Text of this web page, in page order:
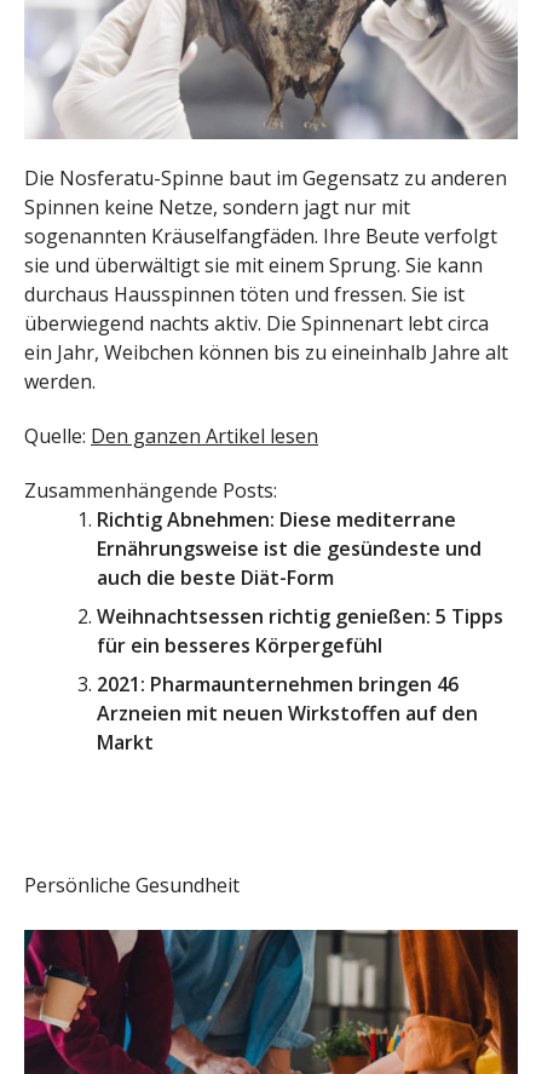
Die Nosferatu-Spinne baut im Gegensatz zu anderen
Spinnen keine Netze, sondern jagt nur mit
sogenannten Kräuselfangfäden. Ihre Beute verfolgt
sie und überwältigt sie mit einem Sprung. Sie kann
durchaus Hausspinnen töten und fressen. Sie ist
überwiegend nachts aktiv. Die Spinnenart lebt circa
ein Jahr, Weibchen können bis zu eineinhalb Jahre alt
werden.
Quelle: Den ganzen Artikel lesen
Zusammenhängende Posts:
Richtig Abnehmen: Diese mediterrane
Ernährungsweise ist die gesündeste und
auch die beste Diät-Form
Weihnachtsessen richtig genießen: 5 Tipps
für ein besseres Körpergefühl
2021: Pharmaunternehmen bringen 46
Arzneien mit neuen Wirkstoffen auf den
Markt
Persönliche Gesundheit